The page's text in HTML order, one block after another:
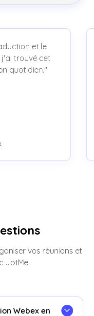
et le
trouvé cet
quotidien."
vos réunions et
JotMe.
Webex en